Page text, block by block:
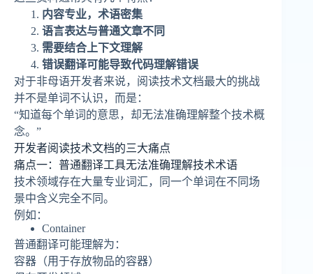
内容专业，术语密集
语言表达与普通文章不同
需要结合上下文理解
错误翻译可能导致代码理解错误
对于非母语开发者来说，阅读技术文档最大的挑战
并不是单词不认识，而是：
“知道每个单词的意思，却无法准确理解整个技术概
念。”
开发者阅读技术文档的三大痛点
痛点一：普通翻译工具无法准确理解技术术语
技术领域存在大量专业词汇，同一个单词在不同场
景中含义完全不同。
例如：
Container
普通翻译可能理解为：
容器（用于存放物品的容器）